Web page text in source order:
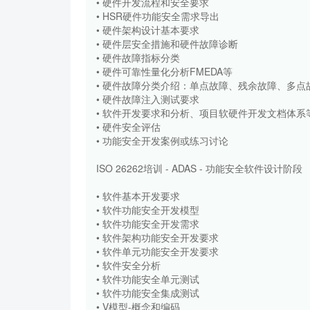
• HSR硬件功能安全需求导出
• 硬件架构设计基本要求
• 硬件层安全措施和硬件故障诊断
• 硬件故障指标分类
• 硬件可靠性量化分析FMEDA等
• 硬件故障分类介绍：单点故障、残余故障、多点
• 硬件故障注入测试要求
• 软件开发要求和分析、项目软硬件开发文档体系
• 硬件安全评估
• 功能安全开发案例或练习讨论
ISO 26262培训 - ADAS - 功能安全软件设计阶段
• 软件基本开发要求
• 软件功能安全开发模型
• 软件功能安全开发需求
• 软件架构功能安全开发要求
• 软件单元功能安全开发要求
• 软件安全分析
• 软件功能安全单元测试
• 软件功能安全集成测试
• V模型-概念和编码